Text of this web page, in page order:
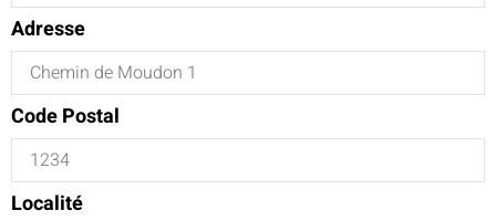
Adresse
Code Postal
Localité